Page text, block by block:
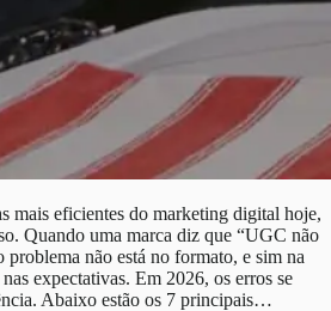
mais eficientes do marketing digital hoje,
Quando uma marca diz que “UGC não
problema não está no formato, e sim na
expectativas. Em 2026, os erros se
Abaixo estão os 7 principais…